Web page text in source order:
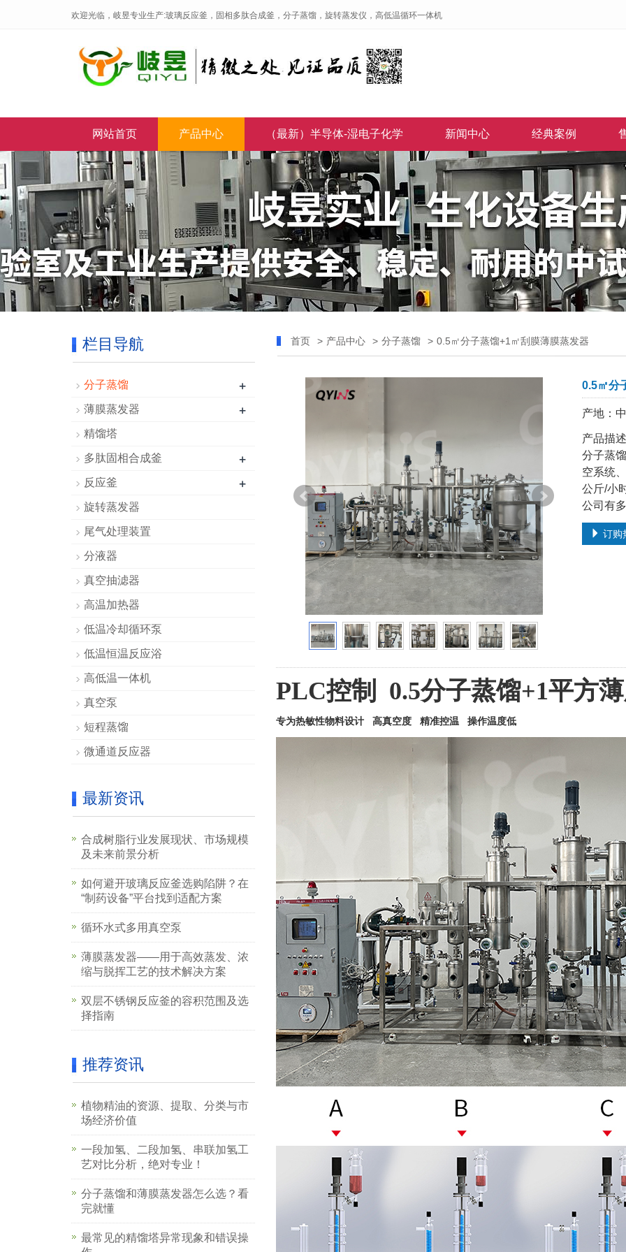
欢迎光临，岐昱专业生产:玻璃反应釜，固相多肽合成釜，分子蒸馏，旋转蒸发仪，高低温循环一体机
网站首页 产品中心 （最新）半导体-湿电子化学 新闻中心 经典案例
首页 > 产品中心 > 分子蒸馏 > 0.5㎡分子蒸馏+1㎡刮膜薄膜蒸发器
0.5㎡分
产地：
产品描
分子蒸
空系统
公斤/小
公司有
订购
PLC控制 0.5分子蒸馏+1平方
专为热敏性物料设计 高真空度 精准控温 操作温度低
栏目导航
分子蒸馏 +
薄膜蒸发器 +
精馏塔
多肽固相合成釜 +
反应釜 +
旋转蒸发器
尾气处理装置
分液器
真空抽滤器
高温加热器
低温冷却循环泵
低温恒温反应浴
高低温一体机
真空泵
短程蒸馏
微通道反应器
最新资讯
合成树脂行业发展现状、市场规模
及未来前景分析
如何避开玻璃反应釜选购陷阱？在
“制药设备”平台找到适配方案
循环水式多用真空泵
薄膜蒸发器——用于高效蒸发、浓
缩与脱挥工艺的技术解决方案
双层不锈钢反应釜的容积范围及选
择指南
推荐资讯
植物精油的资源、提取、分类与市
场经济价值
一段加氢、二段加氢、串联加氢工
艺对比分析，绝对专业！
分子蒸馏和薄膜蒸发器怎么选？看
完就懂
最常见的精馏塔异常现象和错误操